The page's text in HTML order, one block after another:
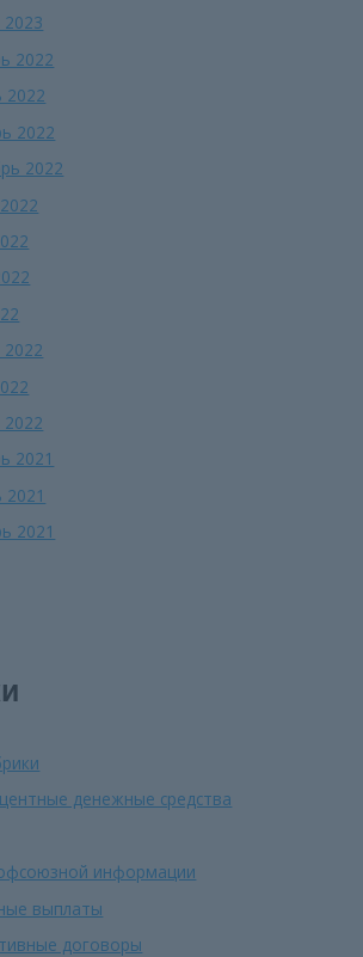
2022
2022
2022
2022
2021
2021
2021
денежные средства
информации
выплаты
договоры